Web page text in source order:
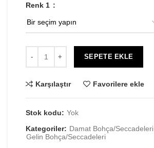
Renk 1
SEPETE EKLE
Karşılaştır Favorilere ekle
Stok kodu: Yok
Kategoriler: Damat Bohça/Seccadeleri
Gelin Bohça/Seccadeleri